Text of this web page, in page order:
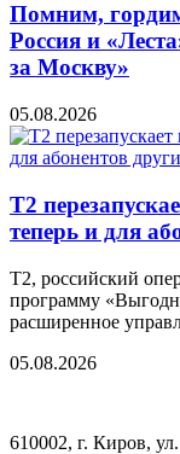
Помним,
Россия и
за Москву»
05.08.2026
Т2
теперь и для
T2, российский
программу
расширенное
05.08.2026
610002, г. Киров,